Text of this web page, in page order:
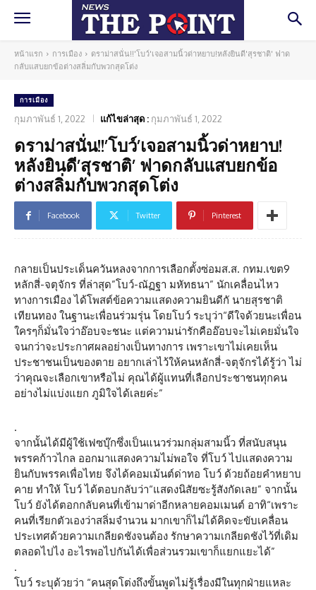
หน้าแรก การเมือง
ดราม่าสนั่น!!'โบว์'เจอสามนิ้วด่าหยาบ!หลังยินดี'สุรชาติ' ฟาด
กลับแสบยกข้อต่างสลิ่มกับพวกสุดโต่ง
การเมือง
กุมภาพันธ์ 1, 2022 แก้ไขล่าสุด : กุมภาพันธ์ 1, 2022
ดราม่าสนั่น!!’โบว์’เจอสามนิ้วด่าหยาบ!
หลังยินดี’สุรชาติ’ ฟาดกลับแสบยกข้อ
ต่างสลิ่มกับพวกสุดโต่ง
Facebook Twitter Pinterest
กลายเป็นประเด็นควันหลงจากการเลือกตั้งซ่อมส.ส. กทม.เขต9
หลักสี่-จตุจักร ที่ล่าสุด”โบว์-ณัฏฐา มหัทธนา” นักเคลื่อนไหว
ทางการเมือง ได้โพสต์ข้อความแสดงความยินดีกั นายสุรชาติ
เทียนทอง ในฐานะเพื่อนร่วมรุ่น โดยโบว์ ระบุว่า“ดีใจด้วยนะเพื่อน
ใครๆก็มั่นใจว่าอ๊อบจะชนะ แต่ความน่ารักคืออ๊อบจะไม่เคยมั่นใจ
จนกว่าจะประกาศผลอย่างเป็นทางการ เพราะเขาไม่เคยเห็น
ประชาชนเป็นของตาย อยากเล่าไว้ให้คนหลักสี่-จตุจักรได้รู้ว่า ไม่
ว่าคุณจะเลือกเขาหรือไม่ คุณได้ผู้แทนที่เลือกประชาชนทุกคน
อย่างไม่แบ่งแยก ภูมิใจได้เลยค่ะ”
.
จากนั้นได้มีผู้ใช้เฟซบุ๊กซึ่งเป็นแนวร่วมกลุ่มสามนิ้ว ที่สนับสนุน
พรรคก้าวไกล ออกมาแสดงความไม่พอใจ ที่โบว์ ไปแสดงความ
ยินกับพรรคเพื่อไทย จึงได้คอมเม้นต์ด่าทอ โบว์ ด้วยถ้อยคำหยาบ
คาย ทำให้ โบว์ ได้ตอบกลับว่า“แสดงนิสัยซะรู้สังกัดเลย” จากนั้น
โบว์ ยังได้ตอกกลับคนที่เข้ามาด่าอีกหลายคอมเมนต์ อาทิ“เพราะ
คนที่เรียกตัวเองว่าสลิ่มจำนวน มากเขาก็ไม่ได้คิดจะขับเคลื่อน
ประเทศด้วยความเกลียดชังจนต้อง รักษาความเกลียดชังไว้ที่เดิม
ตลอดไปไง อะไรพอไปกันได้เพื่อส่วนรวมเขาก็แยกแยะได้”
.
โบว์ ระบุด้วยว่า “คนสุดโต่งถึงขั้นพูดไม่รู้เรื่องมีในทุกฝ่ายแหละ